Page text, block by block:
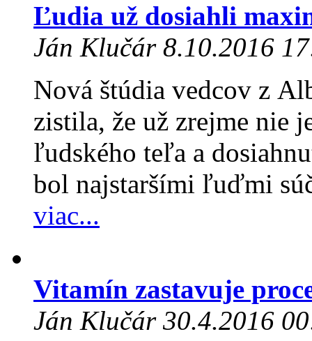
Ľudia už dosiahli
Ján Klučár 8.10.2016
Nová štúdia vedcov z
zistila, že už zrejme nie
ľudského teľa a
bol najstaršími ľuďmi
viac...
Vitamín zastavuje
Ján Klučár 30.4.2016